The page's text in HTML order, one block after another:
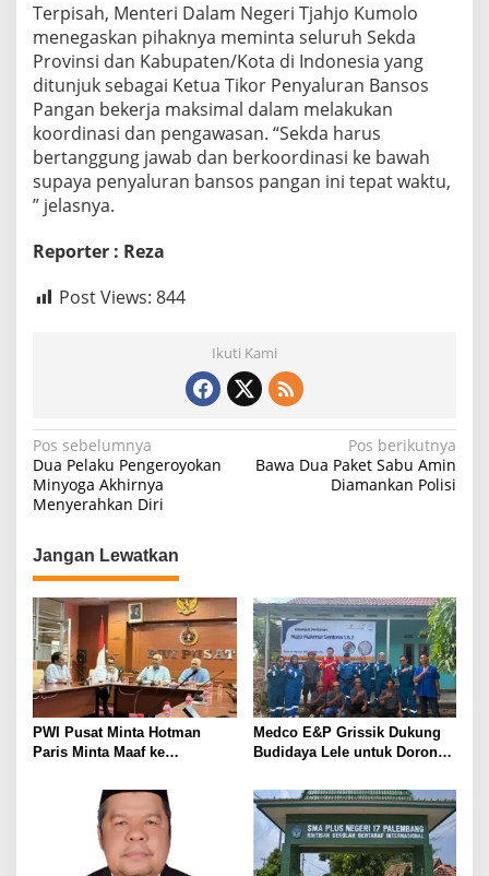
Terpisah, Menteri Dalam Negeri Tjahjo Kumolo
menegaskan pihaknya meminta seluruh Sekda
Provinsi dan Kabupaten/Kota di Indonesia yang
ditunjuk sebagai Ketua Tikor Penyaluran Bansos
Pangan bekerja maksimal dalam melakukan
koordinasi dan pengawasan. “Sekda harus
bertanggung jawab dan berkoordinasi ke bawah
supaya penyaluran bansos pangan ini tepat waktu,
” jelasnya.
Reporter : Reza
Post Views: 844
Ikuti Kami
N
a
v
i
g
a
s
i
p
o
s
Pos sebelumnya
Dua Pelaku Pengeroyokan
Minyoga Akhirnya
Menyerahkan Diri
Pos berikutnya
Bawa Dua Paket Sabu Amin
Diamankan Polisi
Jangan Lewatkan
PWI Pusat Minta Hotman
Paris Minta Maaf ke
Pers Harus Dihormati
Medco E&P Grissik Dukung
Budidaya Lele untuk Dorong
Masyarakat